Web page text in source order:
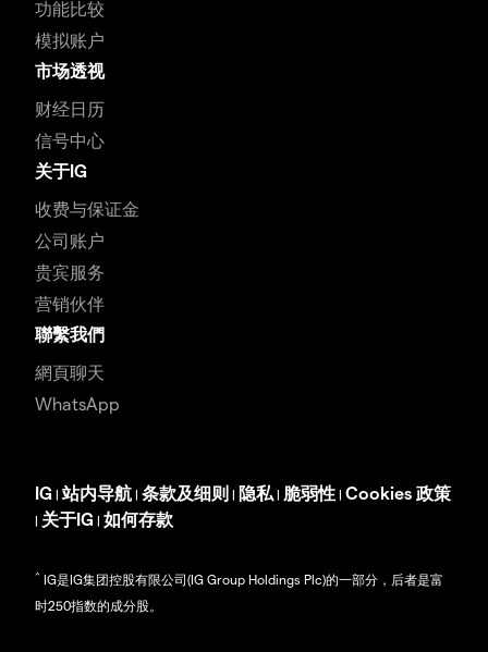
功能比较
模拟账户
市场透视
财经日历
信号中心
关于IG
收费与保证金
公司账户
贵宾服务
营销伙伴
聯繫我們
網頁聊天
WhatsApp
IG |站内导航 | 条款及细则 | 隐私 | 脆弱性 | Cookies 政策
| 关于IG | 如何存款
^ IG是IG集团控股有限公司(IG Group Holdings Plc)的一部分，后者是富
时250指数的成分股。